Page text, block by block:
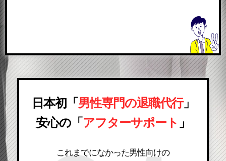
日本初「男性専門の退職代行」
安心の「アフターサポート 」
これまでになかった男性向けの